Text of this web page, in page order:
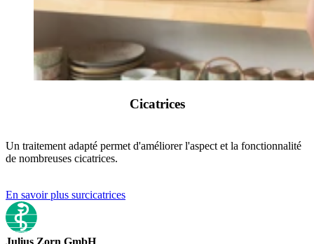
Cicatrices
Un traitement adapté permet d'améliorer l'aspect et la fonctionnalité
de nombreuses cicatrices.
En savoir plus surcicatrices